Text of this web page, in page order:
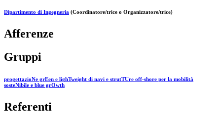
Dipartimento di Ingegneria (Coordinatore/trice o Organizzatore/trice)
Afferenze
Gruppi
progettazioNe grEen e lighTweight di navi e strutTUre off-shore per la mobilità
sosteNibile e blue grOwth
Referenti